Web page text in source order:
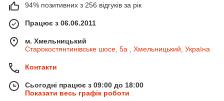
94% позитивних з 256 відгуків за рік
Працює з 06.06.2011
м. Хмельницький
Старокостянтинівське шосе, 5а , Хмельницький, Україна
Контакти
Сьогодні працює з 09:00 до 18:00
Показати весь графік роботи